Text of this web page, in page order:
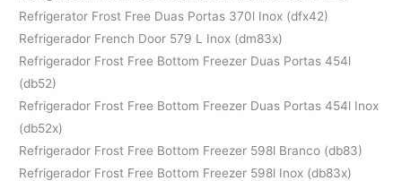
Refrigerator Frost Free Duas Portas 370l Inox (dfx42)
Refrigerador French Door 579 L Inox (dm83x)
Refrigerador Frost Free Bottom Freezer Duas Portas 454l
(db52)
Refrigerador Frost Free Bottom Freezer Duas Portas 454l Inox
(db52x)
Refrigerador Frost Free Bottom Freezer 598l Branco (db83)
Refrigerador Frost Free Bottom Freezer 598l Inox (db83x)